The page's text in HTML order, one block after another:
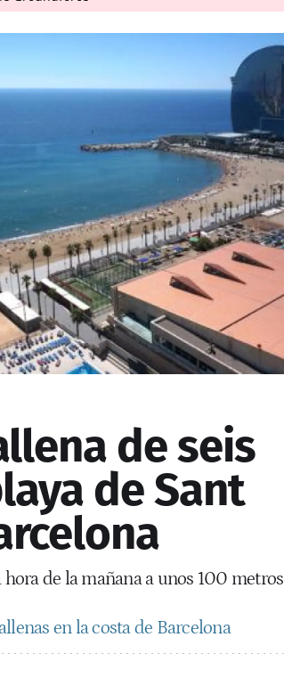
de seis
de Sant
de la mañana a unos 100 metros
en la costa de Barcelona